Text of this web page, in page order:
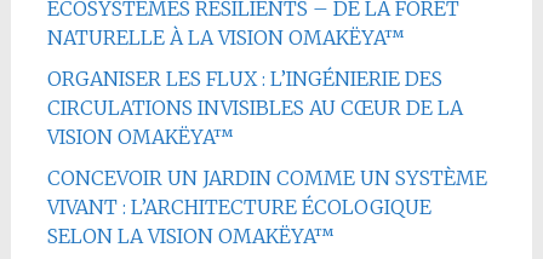
ÉCOSYSTÈMES RÉSILIENTS – DE LA FORÊT
NATURELLE À LA VISION OMAKËYA™
ORGANISER LES FLUX : L’INGÉNIERIE DES
CIRCULATIONS INVISIBLES AU CŒUR DE LA
VISION OMAKËYA™
CONCEVOIR UN JARDIN COMME UN SYSTÈME
VIVANT : L’ARCHITECTURE ÉCOLOGIQUE
SELON LA VISION OMAKËYA™